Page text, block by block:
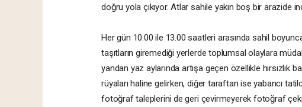
doğru yola çıkıyor. Atlar sahile yakın boş bir arazide
Her gün 10.00 ile 13.00 saatleri arasında sahil
taşıtların giremediği yerlerde toplumsal olaylara
yandan yaz aylarında artışa geçen özellikle hırsızlık
rüyaları haline gelirken, diğer taraftan ise yabancı
fotoğraf taleplerini de geri çevirmeyerek fotoğraf